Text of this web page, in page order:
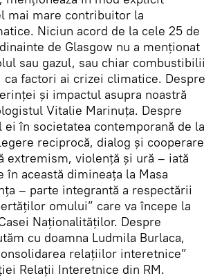
mai mare contribuitor la
Niciun acord de la cele 25 de
de Glasgow nu a menționat
sau gazul, sau chiar combustibilii
factori ai crizei climatice. Despre
și impactul asupra noastră
Vitalie Marinuța. Despre
în societatea contemporană de la
reciprocă, dialog și cooperare
extremism, violență și ură – iată
în această dimineața la Masa
– parte integrantă a respectării
omului” care va începe la
Naționalităților. Despre
cu doamna Ludmila Burlaca,
relațiilor interetnice”
Relații Interetnice din RM.